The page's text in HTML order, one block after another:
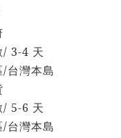
/ 3-4 天
/台灣本島
/ 5-6 天
/台灣本島